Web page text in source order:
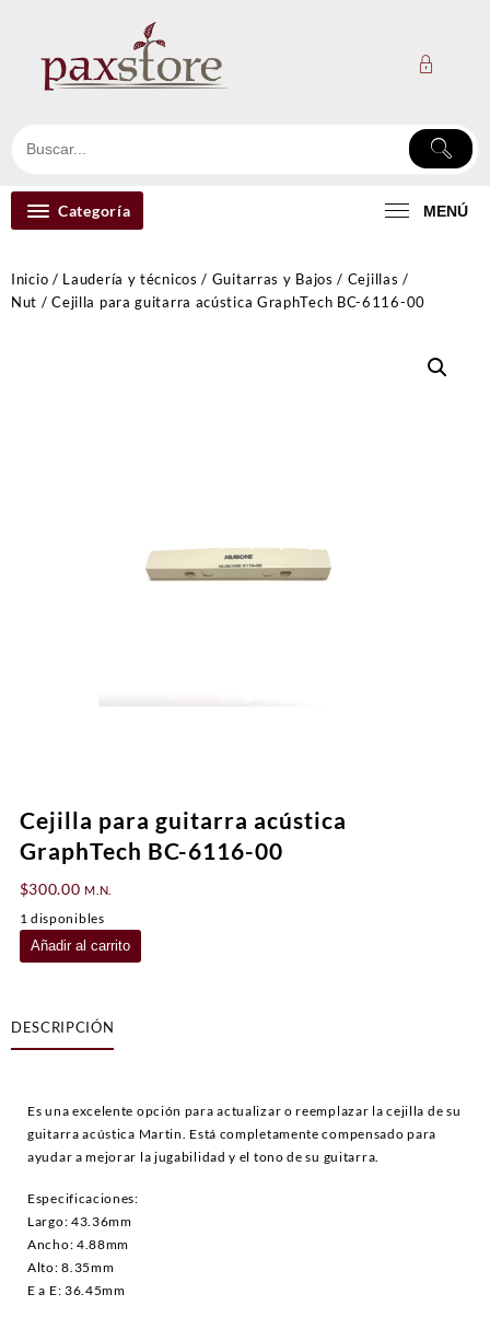
contenido
Categoría MENÚ
Inicio / Laudería y técnicos / Guitarras y Bajos / Cejillas /
Nut / Cejilla para guitarra acústica GraphTech BC-6116-00
Cejilla para guitarra acústica
GraphTech BC-6116-00
$300.00 M.N.
1 disponibles
Cejilla
para
GraphTech
BC-
Añadir al carrito
DESCRIPCIÓN
Es una excelente opción para actualizar o reemplazar la cejilla de su
guitarra acústica Martin. Está completamente compensado para
ayudar a mejorar la jugabilidad y el tono de su guitarra.
Especificaciones:
Largo: 43.36mm
Ancho: 4.88mm
Alto: 8.35mm
E a E: 36.45mm